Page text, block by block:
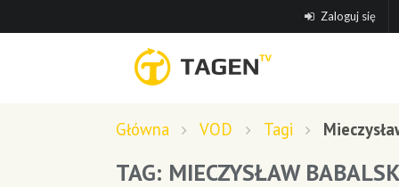
Zaloguj się
Główna VOD Tagi
TAG: MIECZYSŁAW